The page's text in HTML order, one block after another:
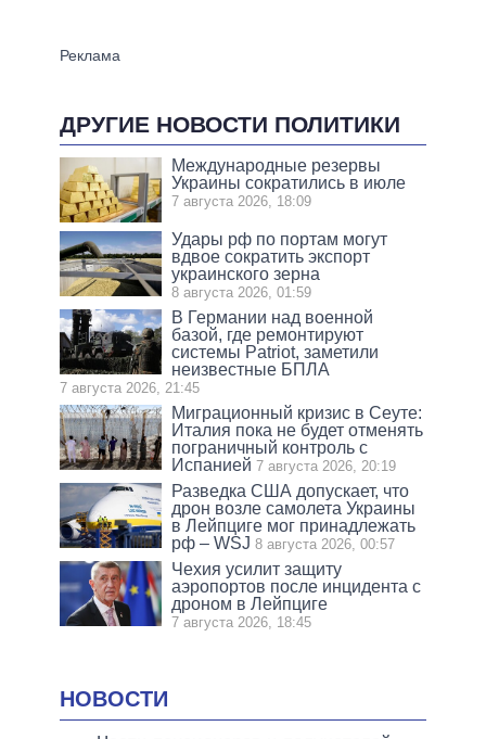
ДРУГИЕ НОВОСТИ ПОЛИТИКИ
Международные резервы
Украины сократились в июле
7 августа 2026, 18:09
Удары рф по портам могут
вдвое сократить экспорт
украинского зерна
8 августа 2026, 01:59
В Германии над военной
базой, где ремонтируют
системы Patriot, заметили
неизвестные БПЛА
7 августа 2026, 21:45
Миграционный кризис в Сеуте:
Италия пока не будет отменять
пограничный контроль с
Испанией 7 августа 2026, 20:19
Разведка США допускает, что
дрон возле самолета Украины
в Лейпциге мог принадлежать
рф – WSJ 8 августа 2026, 00:57
Чехия усилит защиту
аэропортов после инцидента с
дроном в Лейпциге
7 августа 2026, 18:45
НОВОСТИ